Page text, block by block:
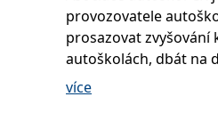
provozovatele
prosazovat zvyšování
autoškolách, dbát na
hospodářské soutěži
více